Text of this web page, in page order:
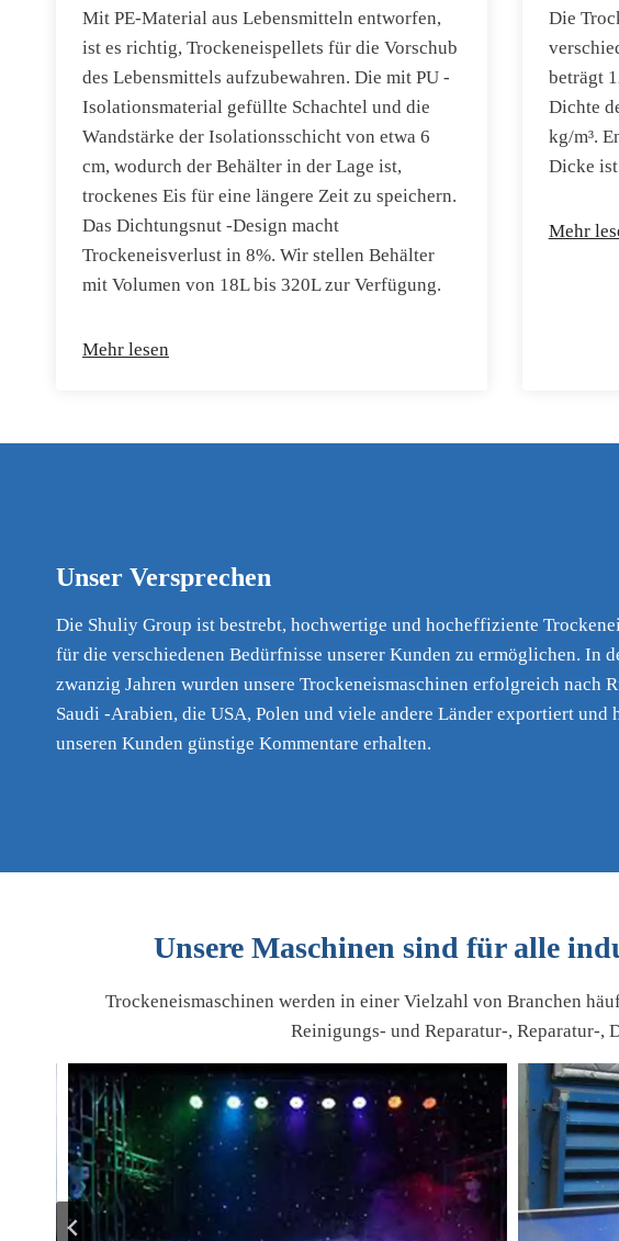
Mit PE-Material aus Lebensmitteln entworfen,
ist es richtig, Trockeneispellets für die Vorschub
des Lebensmittels aufzubewahren. Die mit PU -
Isolationsmaterial gefüllte Schachtel und die
Wandstärke der Isolationsschicht von etwa 6
cm, wodurch der Behälter in der Lage ist,
trockenes Eis für eine längere Zeit zu speichern.
Das Dichtungsnut -Design macht
Trockeneisverlust in 8%. Wir stellen Behälter
mit Volumen von 18L bis 320L zur Verfügung.
Mehr lesen
Die
beträgt
Dichte
kg/m³.
Dicke
Mehr
Unser Versprechen
Die Shuliy Group ist bestrebt, hochwertige und hocheffiziente
für die verschiedenen Bedürfnisse unserer Kunden zu ermöglichen. In
zwanzig Jahren wurden unsere Trockeneismaschinen erfolgreich nach
Saudi -Arabien, die USA, Polen und viele andere Länder exportiert und
unseren Kunden günstige Kommentare erhalten.
Unsere Maschinen sind für alle
Trockeneismaschinen werden in einer Vielzahl von Branchen
Reinigungs- und Reparatur-, Reparatur-,